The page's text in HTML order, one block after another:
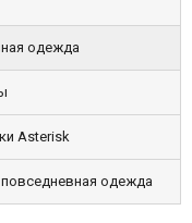
одежда
Asterisk
повседневная одежда